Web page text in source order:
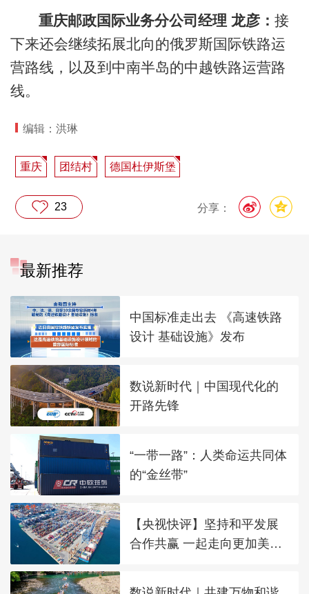
重庆邮政国际业务分公司经理 龙彦： 接
下来还会继续拓展北向的俄罗斯国际铁路运
营路线，以及到中南半岛的中越铁路运营路
线。
编辑：洪琳
重庆 团结村 德国杜伊斯堡
分享：
23
最新推荐
中国标准走出去 《高速铁路
设计 基础设施》发布
数说新时代｜中国现代化的
开路先锋
“一带一路”：人类命运共同体
的“金丝带”
【央视快评】坚持和平发展
合作共赢 一起走向更加美好